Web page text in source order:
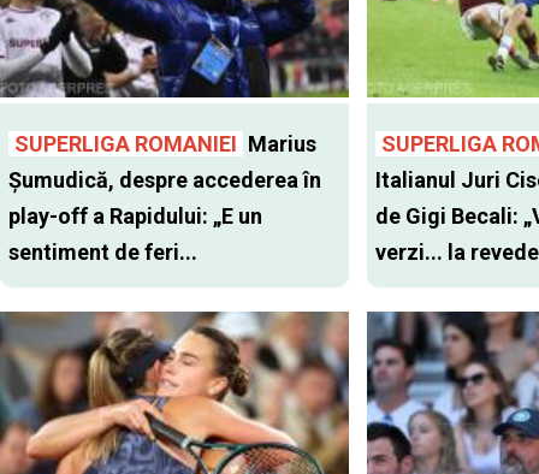
SUPERLIGA ROMANIEI Marius
Șumudică, despre accederea în
play-off a Rapidului: „E un
sentiment de feri...
SUPERLIGA
Italianul Juri
de Gigi Becali:
verzi... la